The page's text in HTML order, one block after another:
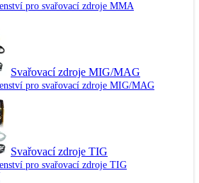
pro svařovací zdroje MMA
Svařovací zdroje MIG/MAG
pro svařovací zdroje MIG/MAG
Svařovací zdroje TIG
pro svařovací zdroje TIG